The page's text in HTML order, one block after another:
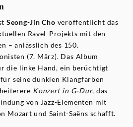
Seong-Jin Cho veröffentlicht das
Ravel-Projekts mit den
– anlässlich des 150.
(7. März). Das Album
die linke Hand, ein berüchtigt
seine dunklen Klangfarben
Konzert in G-Dur, das
von Jazz-Elementen mit
Mozart und Saint-Saëns schafft.